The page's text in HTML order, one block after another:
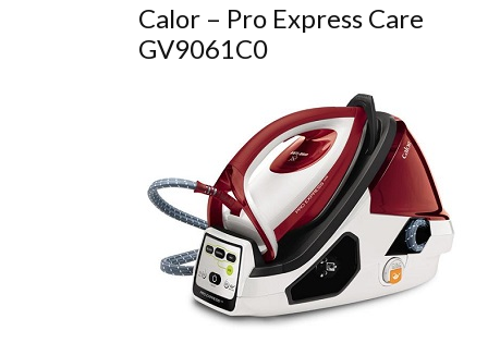
Calor – Pro Express Care
GV9061C0